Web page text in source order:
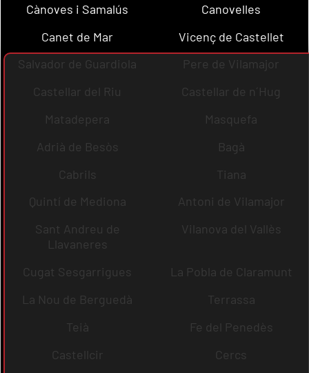
Cànoves i Samalús
Canovelles
Canet de Mar
Vicenç de Castellet
Salvador de Guardiola
Pere de Vilamajor
Castellar del Riu
Castellar de n´Hug
Matadepera
Masquefa
Adrià de Besòs
Bagà
Cabrils
Tiana
Quintí de Mediona
Antoni de Vilamajor
Sant Andreu de
Llavaneres
Vilanova del Vallès
Cugat Sesgarrigues
La Pobla de Claramunt
La Nou de Berguedà
Terrassa
Teià
Fe del Penedès
Castellcir
Cercs